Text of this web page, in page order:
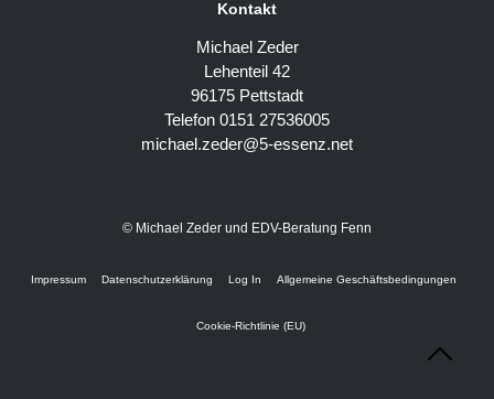
Kontakt
Michael Zeder
Lehenteil 42
96175 Pettstadt
Telefon 0151 27536005
michael.zeder@5-essenz.net
© Michael Zeder und EDV-Beratung Fenn
Impressum Datenschutzerklärung Log In Allgemeine Geschäftsbedingungen
Cookie-Richtlinie (EU)